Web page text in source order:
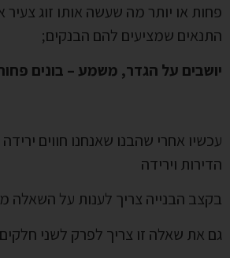
פחות או יותר מה שעשה אותו זוג
התנאים שמציעים להם הבנקים;
יושבים על הגדר, משמע – בונים
עכשיו אחרי שהבנו שאנחנו חווים
הדירות וירידה
בקצב הבנייה צריך לענות על השאלה
גם את שאלה זו צריך לפרק לשני